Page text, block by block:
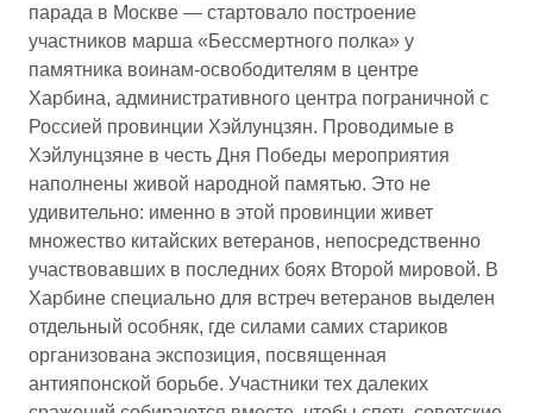
парада в Москве — стартовало построение
участников марша «Бессмертного полка» у
памятника воинам-освободителям в центре
Харбина, административного центра пограничной с
Россией провинции Хэйлунцзян. Проводимые в
Хэйлунцзяне в честь Дня Победы мероприятия
наполнены живой народной памятью. Это не
удивительно: именно в этой провинции живет
множество китайских ветеранов, непосредственно
участвовавших в последних боях Второй мировой. В
Харбине специально для встреч ветеранов выделен
отдельный особняк, где силами самих стариков
организована экспозиция, посвященная
антияпонской борьбе. Участники тех далеких